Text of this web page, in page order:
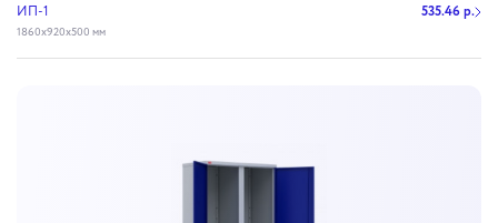
ИП-1 535.46 р.
1860х920х500 мм